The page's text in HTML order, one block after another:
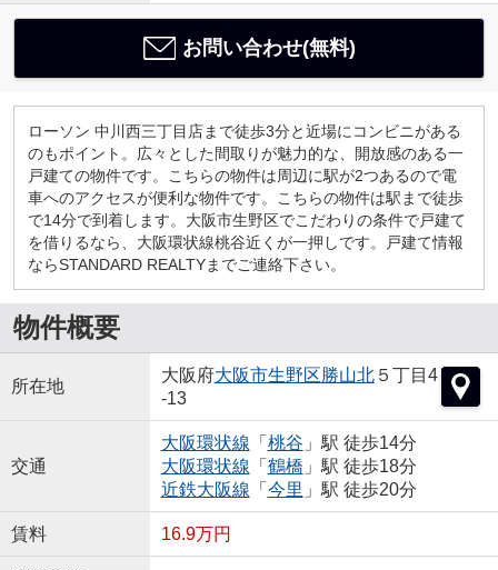
お問い合わせ(無料)
ローソン 中川西三丁目店まで徒歩3分と近場にコンビニがある
のもポイント。広々とした間取りが魅力的な、開放感のある一
戸建ての物件です。こちらの物件は周辺に駅が2つあるので電
車へのアクセスが便利な物件です。こちらの物件は駅まで徒歩
で14分で到着します。大阪市生野区でこだわりの条件で戸建て
を借りるなら、大阪環状線桃谷近くが一押しです。戸建て情報
ならSTANDARD REALTYまでご連絡下さい。
物件概要
所在地
大阪府大阪市生野区勝山北５丁目4
-13
交通
大阪環状線 「 桃谷 」駅 徒歩14分
大阪環状線 「 鶴橋 」駅 徒歩18分
近鉄大阪線 「 今里 」駅 徒歩20分
賃料 16.9万円